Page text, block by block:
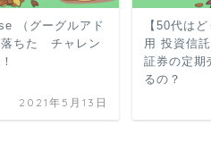
（グーグルアド
落ちた チャレン
2021年5月13日
【50代は
用 投資信
証券の定期
るの？